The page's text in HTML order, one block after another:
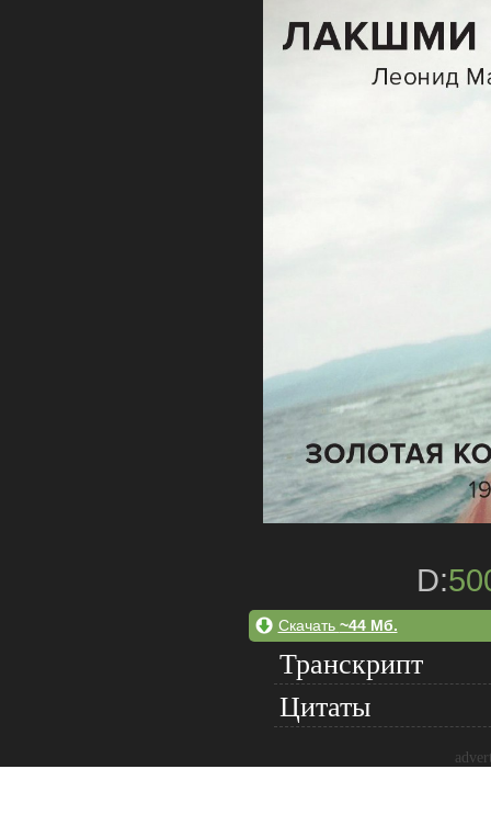
D:
Скачать ~44 Мб.
Транскрипт
Цитаты